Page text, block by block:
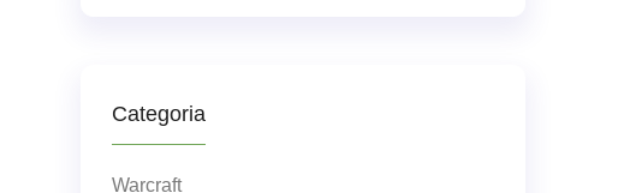
Categoria
Warcraft